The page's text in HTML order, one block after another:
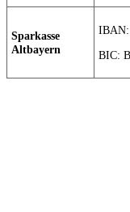
Sparkasse
Altbayern
IBAN:
BIC: